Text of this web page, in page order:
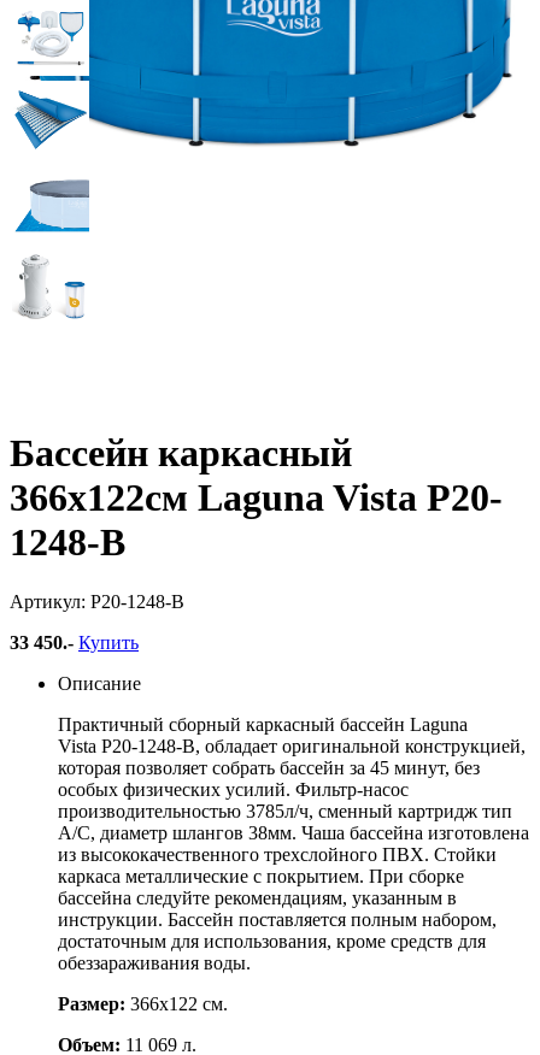
Бассейн каркасный
366х122см Laguna Vista Р20-
1248-B
Артикул: Р20-1248-B
33 450.- Купить
Описание
Практичный сборный каркасный бассейн Laguna
Vista Р20-1248-B, обладает оригинальной конструкцией,
которая позволяет собрать бассейн за 45 минут, без
особых физических усилий. Фильтр-насос
производительностью 3785л/ч, сменный картридж тип
А/С, диаметр шлангов 38мм. Чаша бассейна изготовлена
из высококачественного трехслойного ПВХ. Стойки
каркаса металлические с покрытием. При сборке
бассейна следуйте рекомендациям, указанным в
инструкции. Бассейн поставляется полным набором,
достаточным для использования, кроме средств для
обеззараживания воды.
Размер: 366х122 см.
Объем: 11 069 л.